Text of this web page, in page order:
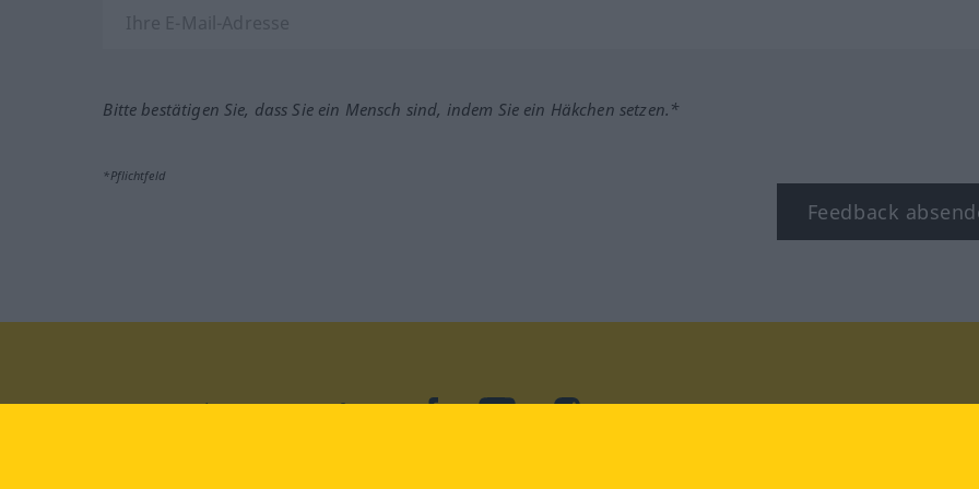
Bitte bestätigen Sie, dass Sie ein Mensch sind, indem Sie ein Häkchen setzen.*
*Pflichtfeld
Feedback
Besuchen Sie uns auf: facebookYouTubeInstagram